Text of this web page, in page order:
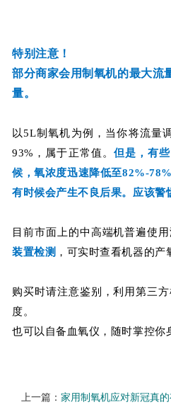
特别注意！
部分商家会用制氧机的最大流
量。
以5L制氧机为例，当你将流量
93%，属于正常值。但是，有
候，氧浓度迅速降低至82%-
有时候会产生不良后果。应该警
目前市面上的中高端机普遍使
装置检测 ，可实时查看机器的产
购买时请注意鉴别，利用第三
度。
也可以自备血氧仪，随时掌控你
上一篇： 家用制氧机应对新冠真的